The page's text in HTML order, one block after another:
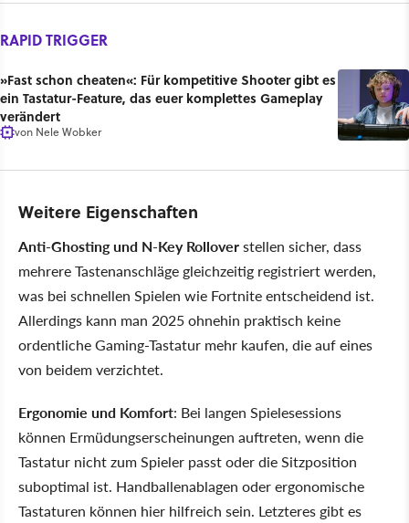
RAPID TRIGGER
»Fast schon cheaten«: Für kompetitive Shooter gibt es
ein Tastatur-Feature, das euer komplettes Gameplay
verändert
von Nele Wobker
Weitere Eigenschaften
Anti-Ghosting und N-Key Rolloverstellen sicher, dass
mehrere Tastenanschläge gleichzeitig registriert werden,
was bei schnellen Spielen wie Fortnite entscheidend ist.
Allerdings kann man 2025 ohnehin praktisch keine
ordentliche Gaming-Tastatur mehr kaufen, die auf eines
von beidem verzichtet.
Ergonomie und Komfort: Bei langen Spielesessions
können Ermüdungserscheinungen auftreten, wenn die
Tastatur nicht zum Spieler passt oder die Sitzposition
suboptimal ist. Handballenablagen oder ergonomische
Tastaturen können hier hilfreich sein. Letzteres gibt es